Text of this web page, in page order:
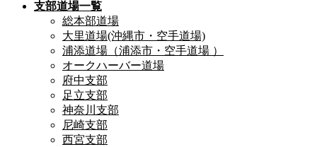
支部道場一覧
総本部道場
大里道場(沖縄市・空手道場)
浦添道場（浦添市・空手道場 ）
オークハーバー道場
府中支部
足立支部
神奈川支部
尼崎支部
西宮支部